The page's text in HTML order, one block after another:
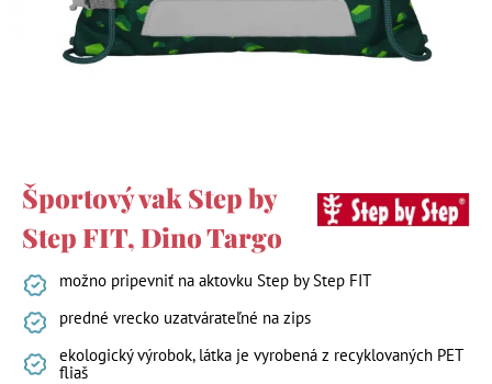
Športový vak Step by
Step FIT, Dino Targo
možno pripevniť na aktovku Step by Step FIT
predné vrecko uzatvárateľné na zips
ekologický výrobok, látka je vyrobená z recyklovaných PET
fliaš